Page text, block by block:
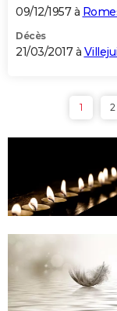
09/12/1957 à
Décès
21/03/2017 à
1 2